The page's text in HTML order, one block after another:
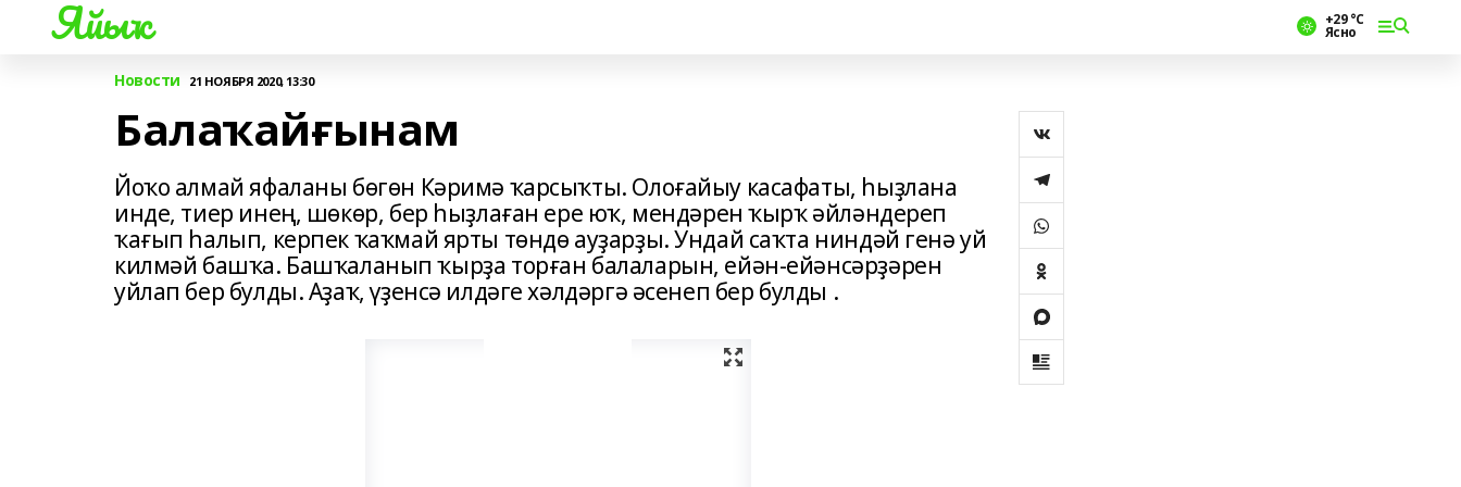
Яйыҡ +29 °С
Ясно
Новости 21 НОЯБРЯ 2020, 13:30
Балаҡайғынам
Йоҡо алмай яфаланы бөгөн Кәримә ҡарсыҡты. Олоғайыу касафаты, һыҙлана
инде, тиер инең, шөкөр, бер һыҙлаған ере юҡ, мендәрен ҡырҡ әйләндереп
ҡағып һалып, керпек ҡаҡмай ярты төндө ауҙарҙы. Ундай саҡта ниндәй генә уй
килмәй башҡа. Башҡаланып ҡырҙа торған балаларын, ейән-ейәнсәрҙәрен
уйлап бер булды. Аҙаҡ, үҙенсә илдәге хәлдәргә әсенеп бер булды .